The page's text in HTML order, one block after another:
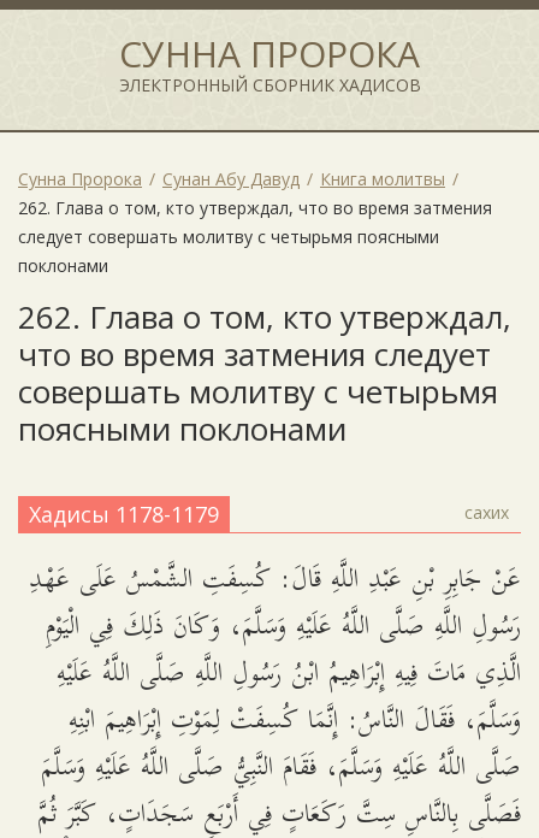
СУННА ПРОРОКА
ЭЛЕКТРОННЫЙ СБОРНИК ХАДИСОВ
Сунна Пророка Сунан Абу Давуд
Книга молитвы
262. Глава о том, кто утверждал, что во время затмения
следует совершать молитву с четырьмя поясными
поклонами
262. Глава о том, кто утверждал,
что во время затмения следует
совершать молитву с четырьмя
поясными поклонами
Хадисы 1178-1179 сахих
عَنْ جَابِرِ بْنِ عَبْدِ اللَّهِ قَالَ: كُسِفَتِ الشَّمْسُ عَلَى عَهْدِ
رَسُولِ اللَّهِ صَلَّى اللَّهُ عَلَيْهِ وَسَلَّمَ، وَكَانَ ذَلِكَ فِي الْيَوْمِ
الَّذِي مَاتَ فِيهِ إِبْرَاهِيمُ ابْنُ رَسُولِ اللَّهِ صَلَّى اللَّهُ عَلَيْهِ
وَسَلَّمَ، فَقَالَ النَّاسُ: إِنَّمَا كُسِفَتْ لِمَوْتِ إِبْرَاهِيمَ ابْنِهِ
صَلَّى اللَّهُ عَلَيْهِ وَسَلَّمَ، فَقَامَ النَّبِيُّ صَلَّى اللَّهُ عَلَيْهِ وَسَلَّمَ
فَصَلَّى بِالنَّاسِ سِتَّ رَكَعَاتٍ فِي أَرْبَعِ سَجَدَاتٍ، كَبَّرَ ثُمَّ